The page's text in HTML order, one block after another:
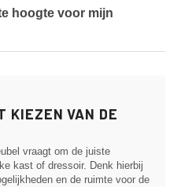
hoogte voor mijn
KIEZEN VAN DE
vraagt om de juiste
kast of dressoir. Denk hierbij
en de ruimte voor de